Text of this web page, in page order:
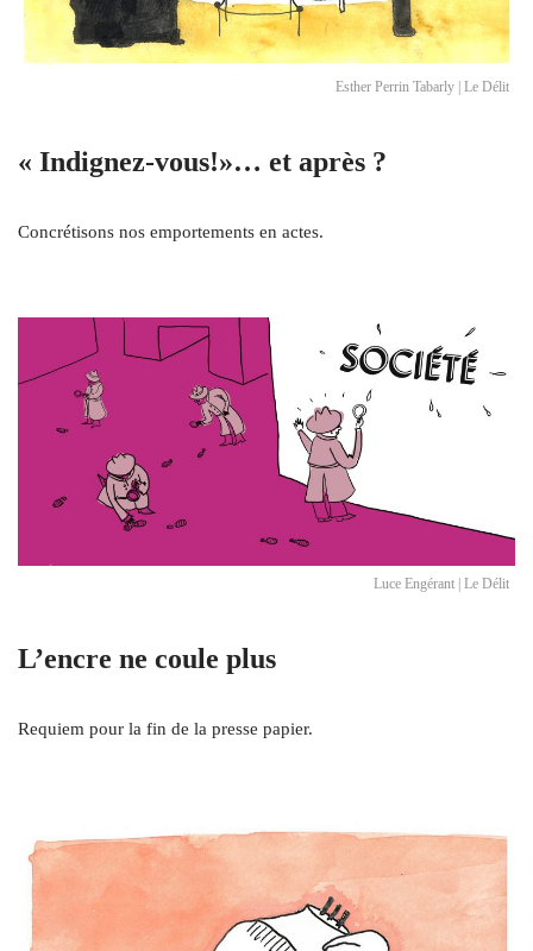
Esther Perrin Tabarly | Le Délit
« Indignez-vous!»… et après ?
Concrétisons nos emportements en actes.
Luce Engérant | Le Délit
L’encre ne coule plus
Requiem pour la fin de la presse papier.